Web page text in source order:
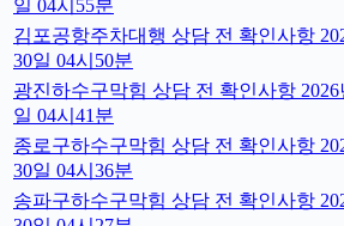
일 04시55분
김포공항주차대행 상담 전 확인사항
30일 04시50분
광진하수구막힘 상담 전 확인사항 2026
일 04시41분
종로구하수구막힘 상담 전 확인사항
30일 04시36분
송파구하수구막힘 상담 전 확인사항